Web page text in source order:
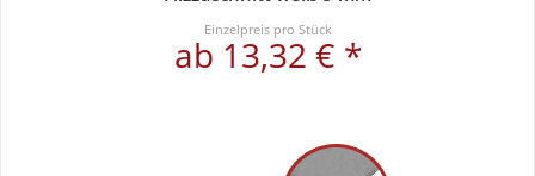
Einzelpreis pro Stück
ab 13,32 € *